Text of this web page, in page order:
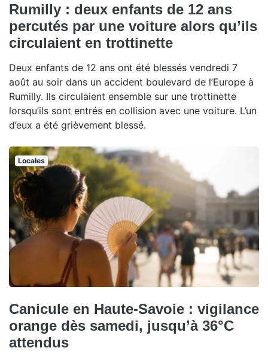
Rumilly : deux enfants de 12 ans
percutés par une voiture alors qu’ils
circulaient en trottinette
Deux enfants de 12 ans ont été blessés vendredi 7
août au soir dans un accident boulevard de l’Europe à
Rumilly. Ils circulaient ensemble sur une trottinette
lorsqu’ils sont entrés en collision avec une voiture. L’un
d’eux a été grièvement blessé.
Locales
Canicule en Haute-Savoie : vigilance
orange dès samedi, jusqu’à 36°C
attendus